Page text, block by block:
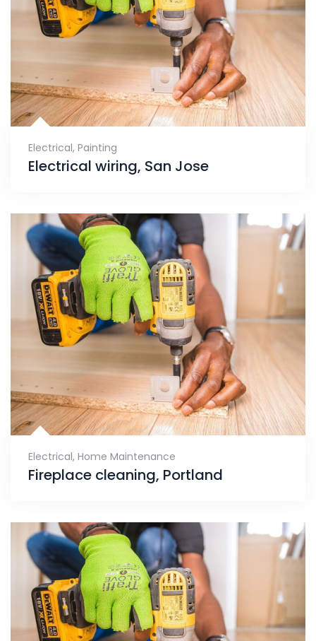
Electrical, Painting
Electrical wiring, San Jose
Electrical, Home Maintenance
Fireplace cleaning, Portland